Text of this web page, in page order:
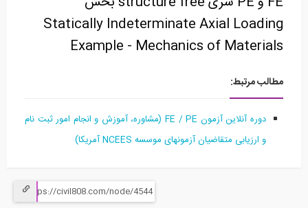
Statically Indeterminate Axial Loading
Example - Mechanics of Materials
مطالب مرتبط:
دوره آنلاین آزمون FE / PE (مشاوره، آموزش و انجام امور ثبت نام
و ارزیابی متقاضیان آزمونهای موسسه NCEES آمریکا)